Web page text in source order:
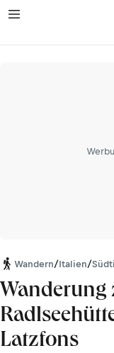
Wandern/Italien/
Wanderung
Latzfons